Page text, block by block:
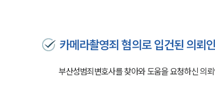
카메라촬영죄 혐의로 입건된 의뢰인
부산성범죄변호사를 찾아와 도움을 요청하신 의